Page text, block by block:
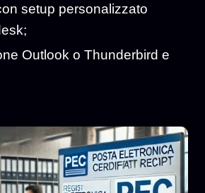
setup personalizzato
Outlook o Thunderbird e